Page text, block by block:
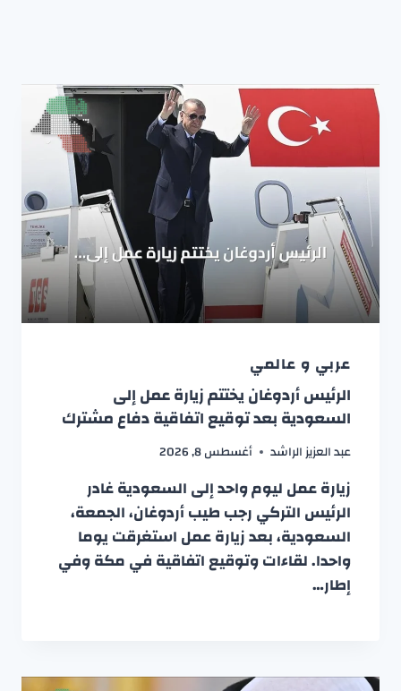
عربي و عالمي
الرئيس أردوغان يختتم زيارة عمل إلى
السعودية بعد توقيع اتفاقية دفاع مشترك
عبد العزيز الراشد أغسطس 8, 2026
زيارة عمل ليوم واحد إلى السعودية غادر
الرئيس التركي رجب طيب أردوغان، الجمعة،
السعودية، بعد زيارة عمل استغرقت يوما
واحدا. لقاءات وتوقيع اتفاقية في مكة وفي
إطار…